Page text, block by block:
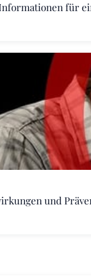
für
und